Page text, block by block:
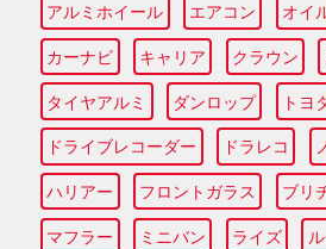
アルミホイール エアコン オイ
カーナビ キャリア クラウン
タイヤアルミ ダンロップ トヨ
ドライブレコーダー ドラレコ
ハリアー フロントガラス ブリ
マフラー ミニバン ライズ